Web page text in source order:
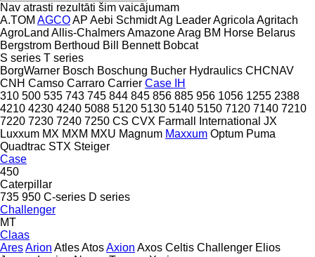
Nav atrasti rezultāti šim vaicājumam
A.TOM AGCOAP Aebi SchmidtAg LeaderAgricola Agritach
AgroLand Allis-ChalmersAmazoneArag BM Horse Belarus
Bergstrom Berthoud Bill Bennett Bobcat
S series T series
BorgWarner Bosch Boschung Bucher Hydraulics CHCNAV
CNH Camso Carraro Carrier Case IH
310 500 535 743 745 844 845 856 885 956 1056 1255 2388
4210 4230 4240 5088 5120 5130 5140 5150 7120 7140 7210
7220 7230 7240 7250 CS CVX Farmall International JX
Luxxum MX MXM MXU Magnum Maxxum Optum Puma
Quadtrac STX Steiger
Case
450
Caterpillar
735 950 C-series D series
Challenger
MT
Claas
AresArion AtlesAtosAxion Axos Celtis Challenger Elios